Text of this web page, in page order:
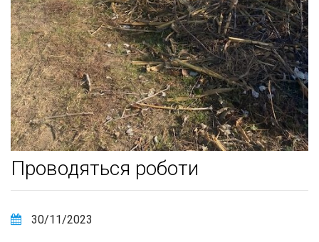
Проводяться роботи
30/11/2023